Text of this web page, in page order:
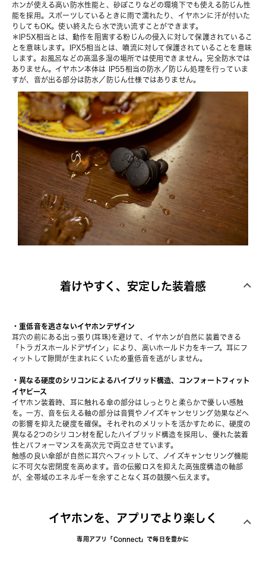
ホンが使える高い防水性能と、砂ぼこりなどの環境下でも使える防じん性
能を採用。スポーツしているときに雨で濡れたり、イヤホンに汗が付いた
りしてもOK。使い終えたら水で洗い流すことができます。
＊IP5X相当とは、動作を阻害する粉じんの侵入に対して保護されているこ
とを意味します。IPX5相当とは、噴流に対して保護されていることを意味
します。お風呂などの高温多湿の場所では使用できません。完全防水では
ありません。イヤホン本体は IP55相当の防水／防じん処理を行っていま
すが、音が出る部分は防水／防じん仕様ではありません。
着けやすく、安定した装着感
・重低音を逃さないイヤホンデザイン
耳穴の前にある出っ張り(耳珠)を避けて、イヤホンが自然に装着できる
「トラガスホールドデザイン」により、高いホールド力をキープ。耳にフ
ィットして隙間が生まれにくいため重低音を逃がしません。
・異なる硬度のシリコンによるハイブリッド構造、コンフォートフィット
イヤピース
イヤホン装着時、耳に触れる傘の部分はしっとりと柔らかで優しい感触
を。一方、音を伝える軸の部分は音質やノイズキャンセリング効果などへ
の影響を抑えた硬度を確保。それぞれのメリットを活かすために、硬度の
異なる2つのシリコン材を配したハイブリッド構造を採用し、優れた装着
性とパフォーマンスを高次元で両立させています。
触感の良い傘部が自然に耳穴へフィットして、ノイズキャンセリング機能
に不可欠な密閉度を高めます。音の伝搬ロスを抑えた高強度構造の軸部
が、全帯域のエネルギーを余すことなく耳の鼓膜へ伝えます。
イヤホンを、アプリでより楽しく
専用アプリ「Connect」で毎日を豊かに